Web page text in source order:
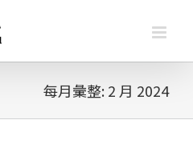
每月彙整:2 月 2024